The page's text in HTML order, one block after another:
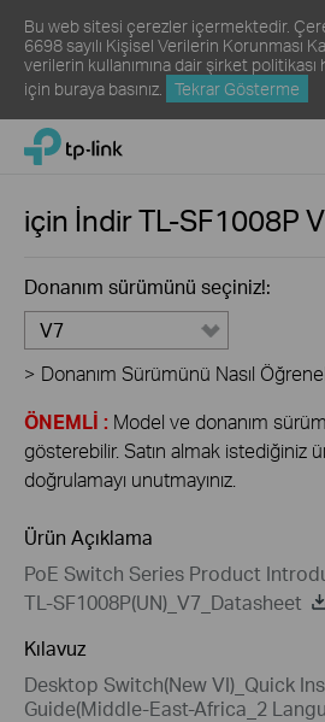
Bu web sitesi çerezler içermektedir.
6698 sayılı Kişisel Verilerin Korunması
verilerin kullanımına dair şirket politikası
için buraya basınız. Tekrar Gösterme
Click
navigation
TP-Link, Reliably Smart
için İndirTL-SF1008P
Donanım sürümünü seçiniz!:
V7
> Donanım Sürümünü Nasıl
ÖNEMLİ : Model ve donanım
gösterebilir. Satın almak istediğiniz
doğrulamayı unutmayınız.
Ürün Açıklama
PoE Switch Series Product
TL-SF1008P(UN)_V7_Datasheet
Kılavuz
Desktop Switch(New VI)_Quick
Guide(Middle-East-Africa_2